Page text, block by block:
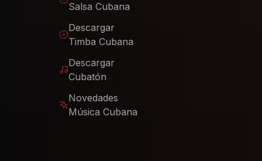
Salsa Cubana
Descargar
Timba Cubana
Descargar
Cubatón
Novedades
Música Cubana